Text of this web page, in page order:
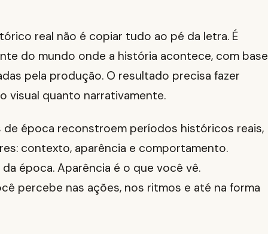
real não é copiar tudo ao pé da letra. É
do mundo onde a história acontece, com base
pela produção. O resultado precisa fazer
visual quanto narrativamente.
de época reconstroem períodos históricos reais,
contexto, aparência e comportamento.
época. Aparência é o que você vê.
percebe nas ações, nos ritmos e até na forma